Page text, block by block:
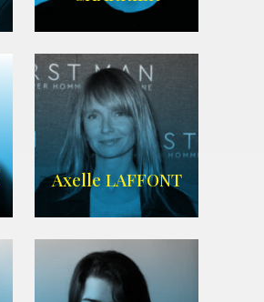
Imdb,Wikipedia
Axelle LAFFONT